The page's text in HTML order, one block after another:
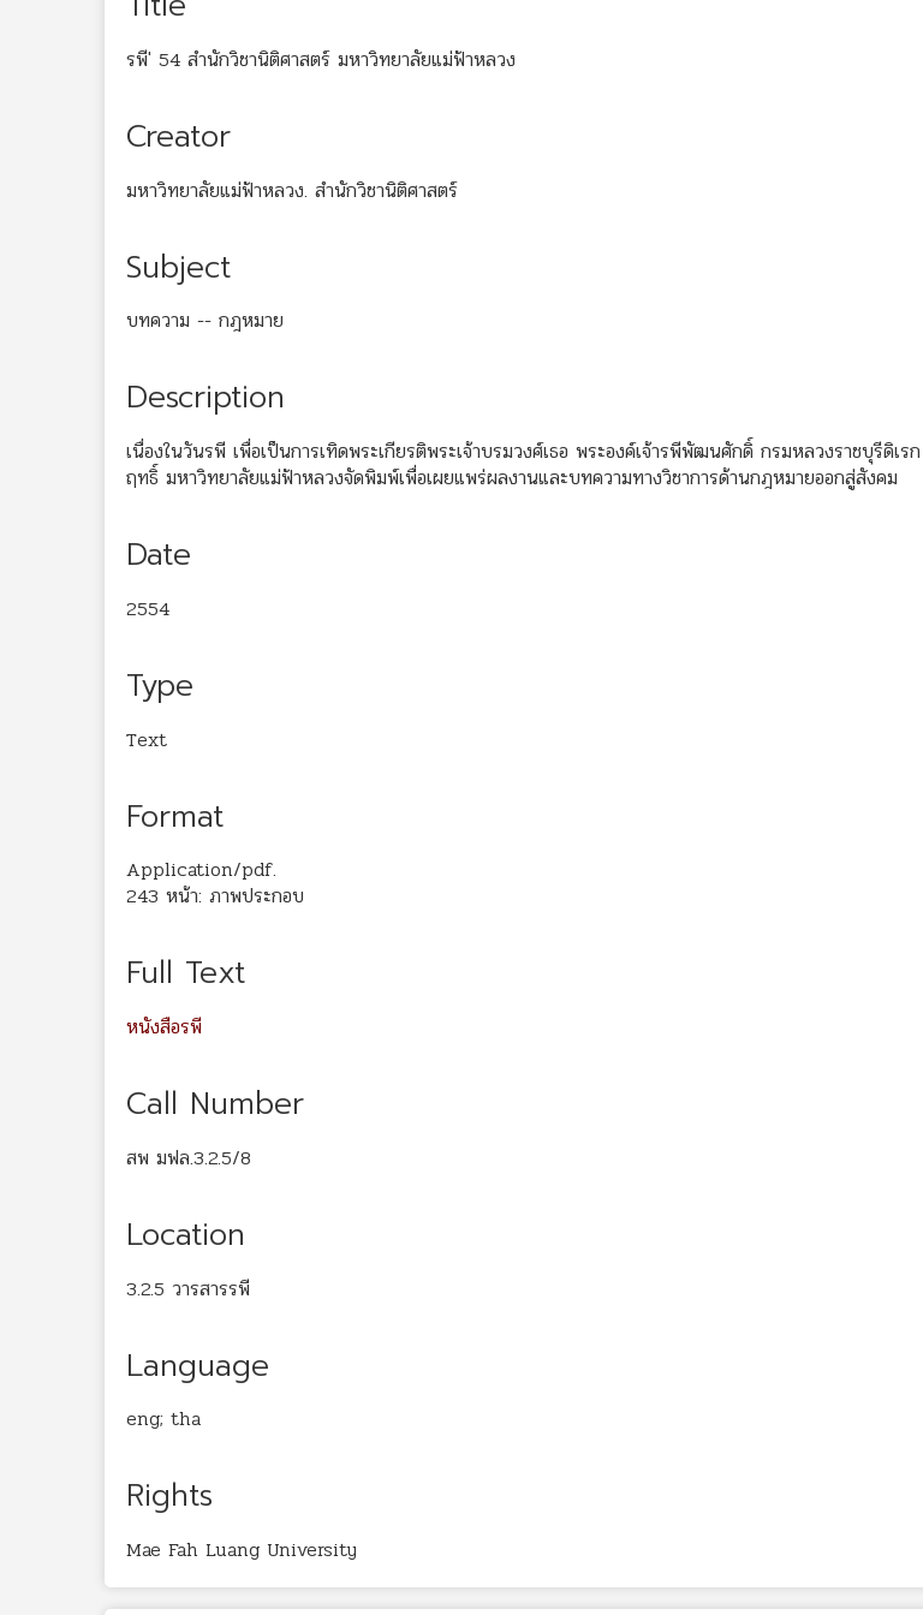
รพี' 54 สำนักวิชานิติศาสตร์ มหาวิทยาลัยแม่ฟ้าหลวง
Creator
มหาวิทยาลัยแม่ฟ้าหลวง. สำนักวิชานิติศาสตร์
Subject
บทความ -- กฎหมาย
Description
เนื่องในวันรพี เพื่อเป็นการเทิดพระเกียรติพระเจ้าบรมวงศ์เธอ พระองค์เจ้ารพีพัฒนศักดิ์ กรมหลวงราชบุรีดิเรก
ฤทธิ์ มหาวิทยาลัยแม่ฟ้าหลวงจัดพิมพ์เพื่อเผยแพร่ผลงานและบทความทางวิชาการด้านกฎหมายออกสู่สังคม
Date
2554
Type
Text
Format
Application/pdf.
243 หน้า: ภาพประกอบ
Full Text
หนังสือรพี
Call Number
สพ มฟล.3.2.5/8
Location
3.2.5 วารสารรพี
Language
eng; tha
Rights
Mae Fah Luang University